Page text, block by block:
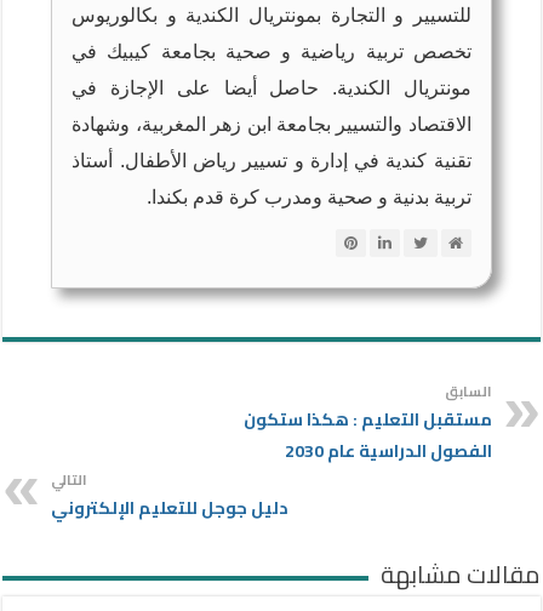
للتسيير و التجارة بمونتريال الكندية و بكالوريوس
تخصص تربية رياضية و صحية بجامعة كيبيك في
مونتريال الكندية. حاصل أيضا على الإجازة في
الاقتصاد والتسيير بجامعة ابن زهر المغربية، وشهادة
تقنية كندية في إدارة و تسيير رياض الأطفال. أستاذ
تربية بدنية و صحية ومدرب كرة قدم بكندا.
السابق
مستقبل التعليم : هكذا ستكون
الفصول الدراسية عام 2030
التالي
دليل جوجل للتعليم الإلكتروني
مقالات مشابهة